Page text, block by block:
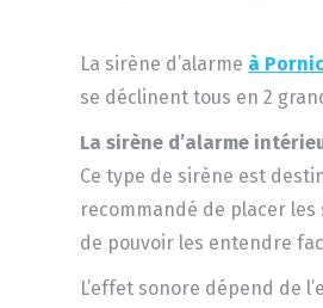
La sirène d’alarme à Pornic
se déclinent tous en 2
La sirène d’alarme
Ce type de sirène est
recommandé de placer
de pouvoir les entendre
L’effet sonore dépend de